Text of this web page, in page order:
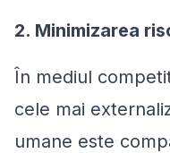
2. Minimizarea
În mediul
cele mai
umane este